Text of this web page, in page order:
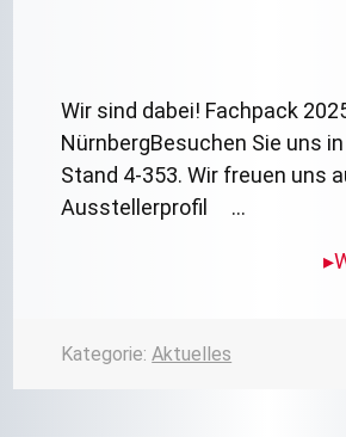
Wir sind dabei! Fachpack
NürnbergBesuchen Sie uns
Stand 4-353. Wir freuen uns
Ausstellerprofil …
Kategorie:Aktuelles